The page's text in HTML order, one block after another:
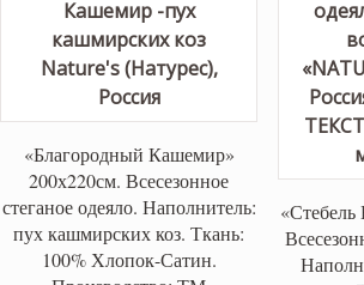
«Благородный Кашемир»
200х220см. Всесезонное
стеганое одеяло. Наполнитель:
пух кашмирских коз. Ткань:
100% Хлопок-Сатин.
«Стебель